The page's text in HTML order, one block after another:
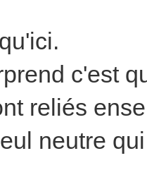
c'est
reliés
neutre